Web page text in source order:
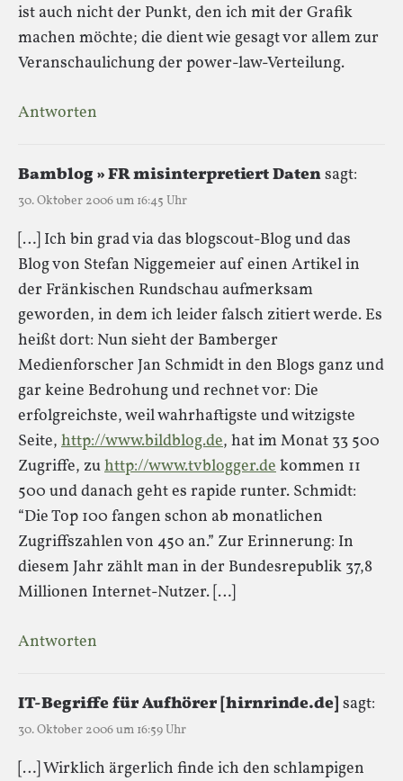
ist auch nicht der Punkt, den ich mit der Grafik
machen möchte; die dient wie gesagt vor allem zur
Veranschaulichung der power-law-Verteilung.
Antworten
Bamblog » FR misinterpretiert Datensagt:
30. Oktober 2006 um 16:45 Uhr
[…] Ich bin grad via das blogscout-Blog und das
Blog von Stefan Niggemeier auf einen Artikel in
der Fränkischen Rundschau aufmerksam
geworden, in dem ich leider falsch zitiert werde. Es
heißt dort: Nun sieht der Bamberger
Medienforscher Jan Schmidt in den Blogs ganz und
gar keine Bedrohung und rechnet vor: Die
erfolgreichste, weil wahrhaftigste und witzigste
Seite, http://www.bildblog.de, hat im Monat 33 500
Zugriffe, zuhttp://www.tvblogger.dekommen 11
500 und danach geht es rapide runter. Schmidt:
“Die Top 100 fangen schon ab monatlichen
Zugriffszahlen von 450 an.” Zur Erinnerung: In
diesem Jahr zählt man in der Bundesrepublik 37,8
Millionen Internet-Nutzer. […]
Antworten
IT-Begriffe für Aufhörer [hirnrinde.de] sagt:
30. Oktober 2006 um 16:59 Uhr
[…] Wirklich ärgerlich finde ich den schlampigen